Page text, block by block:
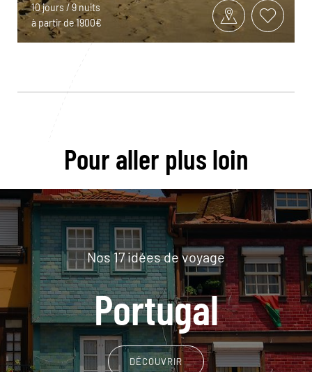
10 jours / 9 nuits
à partir de 1900€
Pour aller plus loin
Nos 17 idées de voyage
Portugal
DÉCOUVRIR